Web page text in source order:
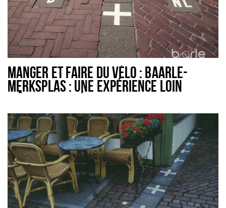
MANGER ET FAIRE DU VÉLO : BAARLE-
MERKSPLAS : UNE EXPÉRIENCE LOIN